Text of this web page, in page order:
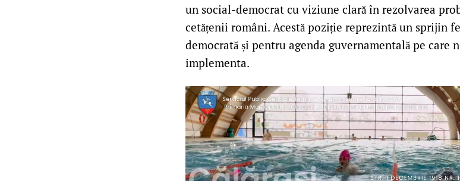
un social-democrat cu viziune clară în rezolvarea
cetățenii români. Acestă poziție reprezintă un sprijin
democrată și pentru agenda guvernamentală pe
implementa.